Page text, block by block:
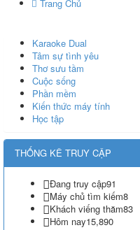
Trang Chủ
Karaoke Dual
Tâm sự tình yêu
Thơ sưu tầm
Cuộc sống
Phần mềm
Kiến thức máy tính
Học tập
THỐNG KÊ TRUY CẬP
Đang truy cập91
Máy chủ tìm kiếm8
Khách viếng thăm83
Hôm nay15,890